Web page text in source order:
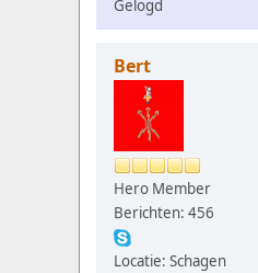
Gelogd
Bert
Hero Member
Berichten: 456
Locatie: Schagen